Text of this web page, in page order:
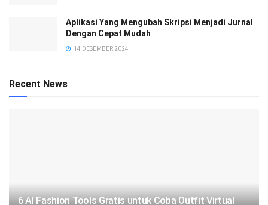
Aplikasi Yang Mengubah Skripsi Menjadi Jurnal
Dengan Cepat Mudah
14 DESEMBER 2024
Recent News
6 AI Fashion Tools Gratis untuk Coba Outfit Virtual